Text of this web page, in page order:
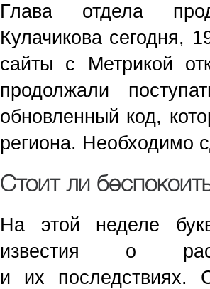
Глава отдела
Кулачикова сегодня,
сайты с Метрикой
продолжали
обновленный код,
региона. Необходимо
Стоит ли
На этой неделе
известия о
и их последствиях.